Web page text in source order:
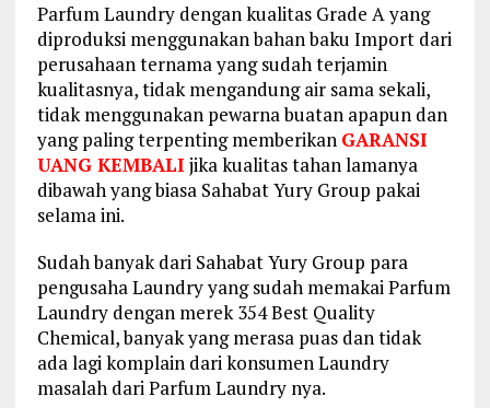
Parfum Laundry dengan kualitas Grade A yang
diproduksi menggunakan bahan baku Import dari
perusahaan ternama yang sudah terjamin
kualitasnya, tidak mengandung air sama sekali,
tidak menggunakan pewarna buatan apapun dan
yang paling terpenting memberikan GARANSI
UANG KEMBALI jika kualitas tahan lamanya
dibawah yang biasa Sahabat Yury Group pakai
selama ini.
Sudah banyak dari Sahabat Yury Group para
pengusaha Laundry yang sudah memakai Parfum
Laundry dengan merek 354 Best Quality
Chemical, banyak yang merasa puas dan tidak
ada lagi komplain dari konsumen Laundry
masalah dari Parfum Laundry nya.